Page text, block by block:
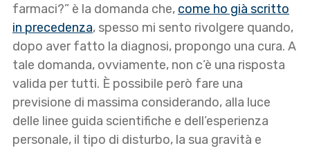
farmaci?” è la domanda che, come ho già scritto
in precedenza, spesso mi sento rivolgere quando,
dopo aver fatto la diagnosi, propongo una cura. A
tale domanda, ovviamente, non c’è una risposta
valida per tutti. È possibile però fare una
previsione di massima considerando, alla luce
delle linee guida scientifiche e dell’esperienza
personale, il tipo di disturbo, la sua gravità e